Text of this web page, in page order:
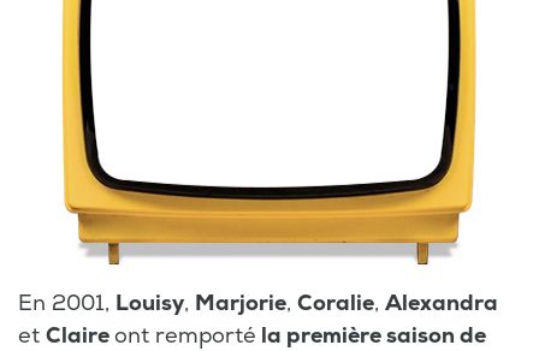
En 2001, Louisy, Marjorie, Coralie, Alexandra
et Claireont remporté la première saison de